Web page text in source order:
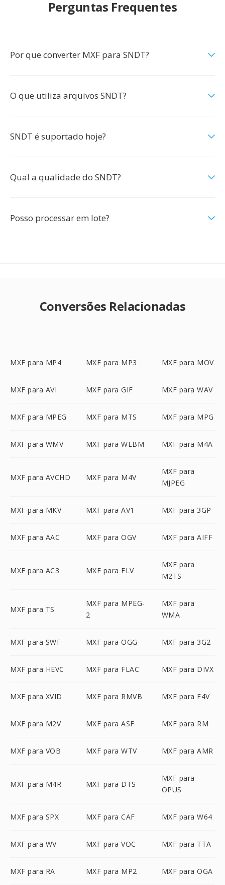
Perguntas Frequentes
Por que converter MXF para SNDT?
O que utiliza arquivos SNDT?
SNDT é suportado hoje?
Qual a qualidade do SNDT?
Posso processar em lote?
Conversões Relacionadas
MXF para MP4 MXF para MP3 MXF para MOV
MXF para AVI MXF para GIF MXF para WAV
MXF para MPEG MXF para MTS MXF para MPG
MXF para WMV MXF para WEBM MXF para M4A
MXF para AVCHD MXF para M4V
MXF para
MJPEG
MXF para MKV MXF para AV1 MXF para 3GP
MXF para AAC MXF para OGV MXF para AIFF
MXF para AC3 MXF para FLV
MXF para
M2TS
MXF para TS
MXF para MPEG-
2
MXF para
WMA
MXF para SWF MXF para OGG MXF para 3G2
MXF para HEVC MXF para FLAC MXF para DIVX
MXF para XVID MXF para RMVB MXF para F4V
MXF para M2V MXF para ASF MXF para RM
MXF para VOB MXF para WTV MXF para AMR
MXF para M4R MXF para DTS
MXF para
OPUS
MXF para SPX MXF para CAF MXF para W64
MXF para WV MXF para VOC MXF para TTA
MXF para RA MXF para MP2 MXF para OGA